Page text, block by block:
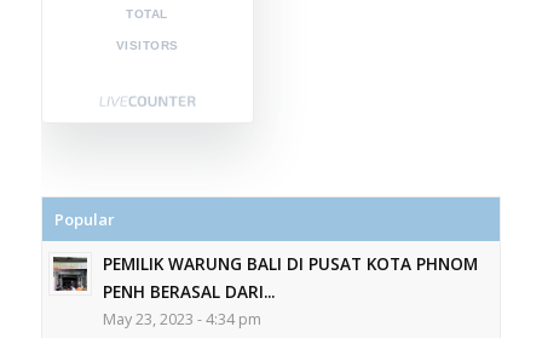
TOTAL
VISITORS
Popular
PEMILIK WARUNG BALI DI PUSAT KOTA PHNOM
PENH BERASAL DARI...
May 23, 2023 - 4:34 pm